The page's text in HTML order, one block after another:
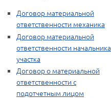
Договор материальной
ответственности механика
Договор материальной
ответственности начальника
участка
Договор о материальной
ответственности с
подотчетным лицом